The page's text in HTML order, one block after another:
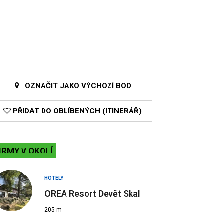
OZNAČIT JAKO VÝCHOZÍ BOD
PŘIDAT DO OBLÍBENÝCH (ITINERÁŘ)
V OKOLÍ
HOTELY
OREA Resort Devět Skal
205 m